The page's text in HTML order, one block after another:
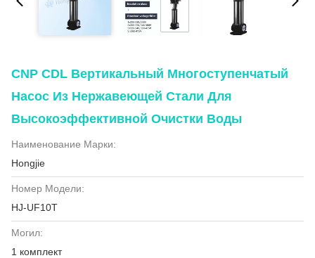
CNP CDL Вертикальный Многоступенчатый
Насос Из Нержавеющей Стали Для
Высокоэффективной Очистки Воды
Наименование Марки:
Hongjie
Номер Модели:
HJ-UF10T
Могил:
1 комплект